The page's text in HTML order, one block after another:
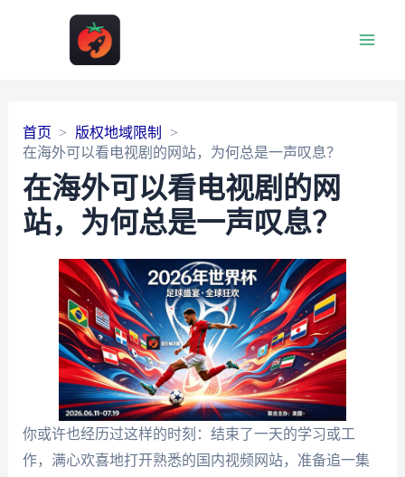
首页
版权地域限制
在海外可以看电视剧的网站，为何总是一声叹息？
在海外可以看电视剧的网
站，为何总是一声叹息？
你或许也经历过这样的时刻：结束了一天的学习或工
作，满心欢喜地打开熟悉的国内视频网站，准备追一集